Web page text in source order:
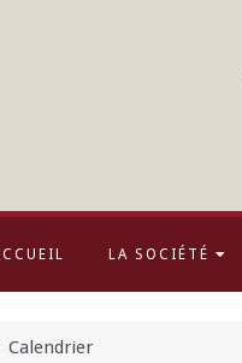
LA SOCIÉTÉ
Calendrier